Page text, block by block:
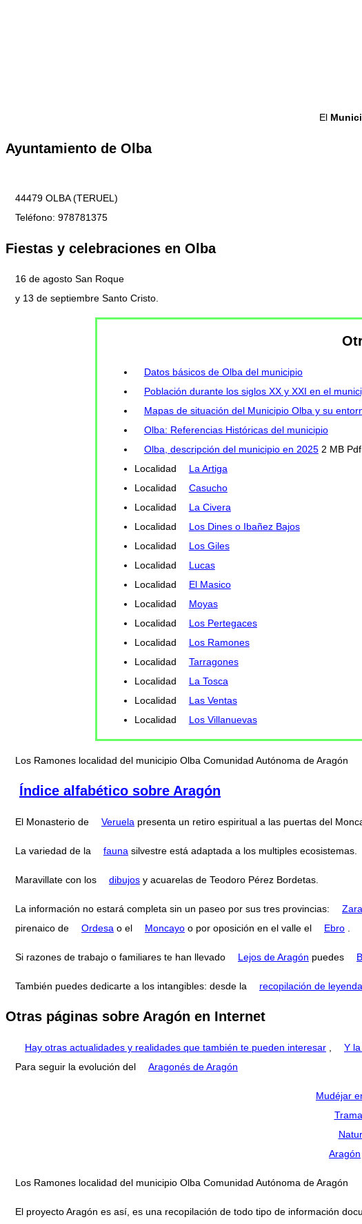
El
Ayuntamiento de Olba
44479 OLBA (TERUEL)
Teléfono: 978781375
Fiestas y celebraciones en Olba
16 de agosto San Roque
y 13 de septiembre Santo Cristo.
Datos básicos de Olba del municipio
Población durante los siglos XX y XXI en el
Mapas de situación del Municipio Olba y su
Olba: Referencias Históricas del municipio
Olba, descripción del municipio en 20252 MB Pdf
Localidad
La Artiga
Localidad
Casucho
Localidad
La Civera
Localidad
Los Dines o Ibañez Bajos
Localidad
Los Giles
Localidad
Lucas
Localidad
El Masico
Localidad
Moyas
Localidad
Los Pertegaces
Localidad
Los Ramones
Localidad
Tarragones
Localidad
La Tosca
Localidad
Las Ventas
Localidad
Los Villanuevas
Los Ramones localidad del municipio Olba Comunidad Autónoma de Aragón
Índice alfabético sobre Aragón
El Monasterio de Veruela presenta un retiro espiritual a las puertas del
La variedad de la fauna silvestre está adaptada a los multiples ecosistemas.
Maravillate con los dibujos y acuarelas de Teodoro Pérez Bordetas.
La información no estará completa sin un paseo por sus tres provincias:
pirenaico de
Ordesa o el Moncayo o por oposición en el valle el Ebro
Si razones de trabajo o familiares te han llevado Lejos de Aragón puedes
También puedes dedicarte a los intangibles: desde la recopilación de
Otras páginas sobre Aragón en Internet
Hay otras actualidades y realidades que también te pueden interesar
Y
Para seguir la evolución del
Aragonés de Aragón
Mudéjar
Aragón
Los Ramones localidad del municipio Olba Comunidad Autónoma de Aragón
El proyecto Aragón es así, es una recopilación de todo tipo de información